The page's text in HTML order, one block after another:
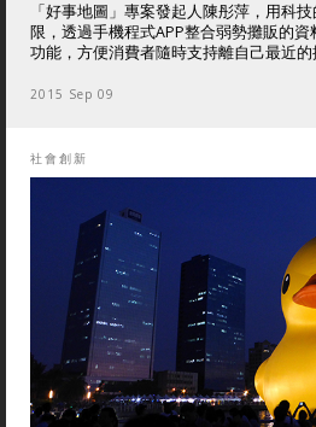
「好事地圖」專案發起人陳彤萍，用科
限，透過手機程式APP整合弱勢攤販的
功能，方便消費者隨時支持離自己最近的
2015 Sep 09
社會創新